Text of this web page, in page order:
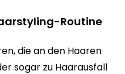
Routine
die an den Haaren
sogar zu Haarausfall